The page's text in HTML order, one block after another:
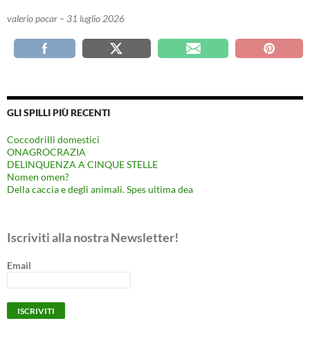
valerio pocar – 31 luglio 2026
GLI SPILLI PIÙ RECENTI
Coccodrilli domestici
ONAGROCRAZIA
DELINQUENZA A CINQUE STELLE
Nomen omen?
Della caccia e degli animali. Spes ultima dea
Iscriviti alla nostra Newsletter!
Email